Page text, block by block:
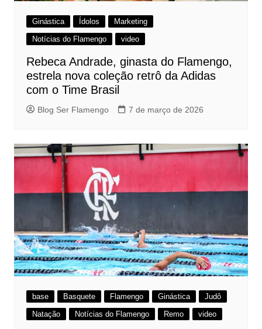
Ginástica Ídolos
Marketing
Notícias do Flamengo
video
Rebeca Andrade, ginasta do Flamengo,
estrela nova coleção retrô da Adidas
com o Time Brasil
Blog Ser Flamengo 7 de março de 2026
base Basquete Flamengo Ginástica
Judô
Natação
Notícias do Flamengo Remo video